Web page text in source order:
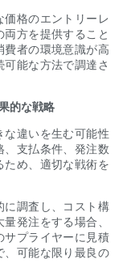
格のエントリーレ
方を提供すること
費者の環境意識が高
能な方法で調達さ
的な戦略
違いを生む可能性
、支払条件、発注数
め、適切な戦術を
に調査し、コスト構
発注をする場合、
サプライヤーに見積
、可能な限り最良の